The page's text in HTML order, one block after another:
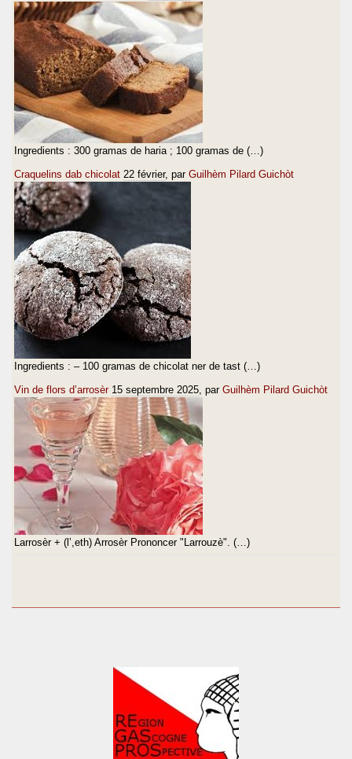
Ingredients : 300 gramas de haria ; 100 gramas de (…)
Craquelins dab chicolat 22 février, par Guilhèm Pilard Guichòt
Ingredients : – 100 gramas de chicolat ner de tast (…)
Vin de flors d’arrosèr 15 septembre 2025 , par Guilhèm Pilard Guichòt
Larrosèr + (l’,eth) Arrosèr Prononcer "Larrouzè". (…)